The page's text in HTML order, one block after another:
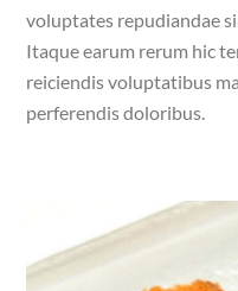
voluptates repudiandae
Itaque earum rerum hic
reiciendis voluptatibus
perferendis doloribus.